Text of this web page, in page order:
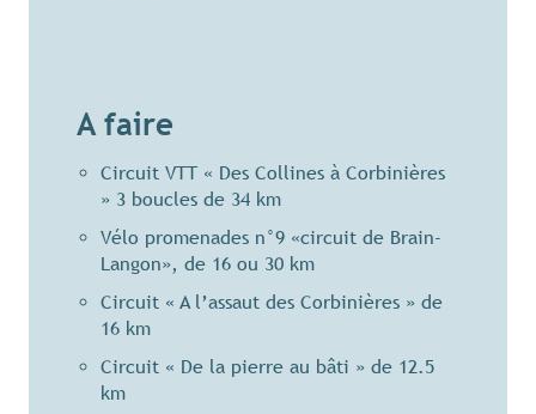
A faire
Circuit VTT « Des Collines à Corbinières
» 3 boucles de 34 km
Vélo promenades n°9 «circuit de Brain-
Langon», de 16 ou 30 km
Circuit « A l’assaut des Corbinières » de
16 km
Circuit « De la pierre au bâti » de 12.5
km